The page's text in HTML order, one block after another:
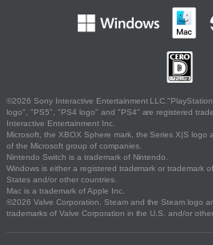
©2026 Sony Interactive Entertainment
logo", "PS5", "PS4 logo" and "PS4" are registered
Interactive Entertainment Inc.
Microsoft, the XBOX Sphere mark, the Series X|S logo
of the Microsoft group of companies.
Nintendo Switch is a trademark of Nintendo.
Windows is either a registered trademark or trademark
States and/or other countries.
Mac is a trademark of Apple Inc.
©2026 Valve Corporation. Steam and the Steam logo
trademarks of Valve Corporation in the U.S. and/or